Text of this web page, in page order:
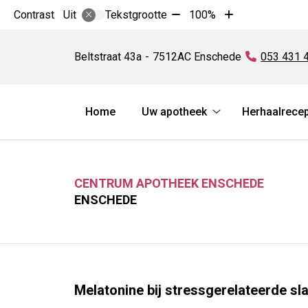
Contrast Uit Tekstgrootte Tekst
10%
100%
Tekst
10%
Beltstraat 43a 7512AC Enschede Tel:
053 431
Hoofdmenu
Home
Uw apotheek
apotheek
CENTRUM APOTHEEK ENSCHEDE
ENSCHEDE
Melatonine bij stressgerelateerde